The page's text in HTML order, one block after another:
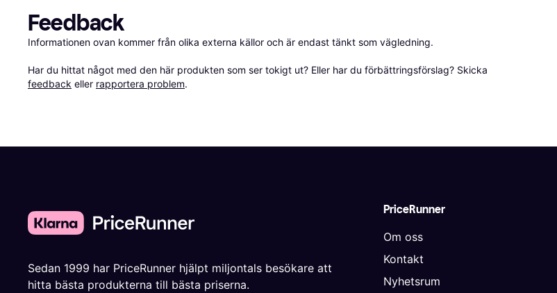
Feedback
Informationen ovan kommer från olika externa källor och är endast tänkt som vägledning.
Har du hittat något med den här produkten som ser tokigt ut? Eller har du förbättringsförslag? Skicka
feedback eller rapportera problem.
PriceRunner
Om oss
Kontakt
Nyhetsrum
Sedan 1999 har PriceRunner hjälpt miljontals besökare att
hitta bästa produkterna till bästa priserna.